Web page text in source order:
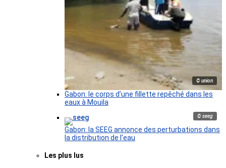
© union
Gabon: le corps d’une fillette repêché dans les
eaux à Mouila
© seeg
Gabon: la SEEG annonce des perturbations dans
la distribution de l’eau
Les plus lus